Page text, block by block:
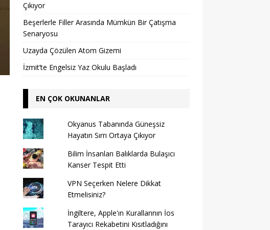
Çıkıyor
Beşerlerle Filler Arasında Mümkün Bir Çatışma
Senaryosu
Uzayda Çözülen Atom Gizemi
İzmit’te Engelsiz Yaz Okulu Başladı
EN ÇOK OKUNANLAR
Okyanus Tabanında Güneşsiz
Hayatın Sırrı Ortaya Çıkıyor
Bilim İnsanları Balıklarda Bulaşıcı
Kanser Tespit Etti
VPN Seçerken Nelere Dikkat
Etmelisiniz?
İngiltere, Apple'ın Kurallarının İos
Tarayıcı Rekabetini Kısıtladığını